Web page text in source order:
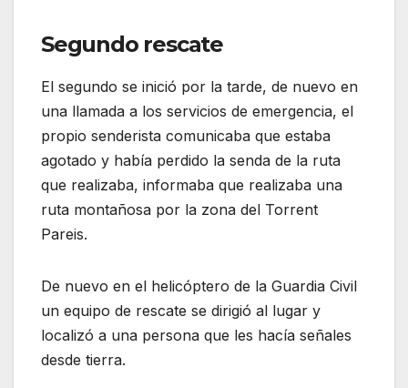
Segundo rescate
El segundo se inició por la tarde, de nuevo en
una llamada a los servicios de emergencia, el
propio senderista comunicaba que estaba
agotado y había perdido la senda de la ruta
que realizaba, informaba que realizaba una
ruta montañosa por la zona del Torrent
Pareis.
De nuevo en el helicóptero de la Guardia Civil
un equipo de rescate se dirigió al lugar y
localizó a una persona que les hacía señales
desde tierra.